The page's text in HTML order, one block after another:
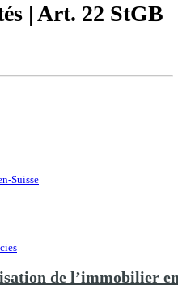
| Art. 22 StGB
de l’immobilier